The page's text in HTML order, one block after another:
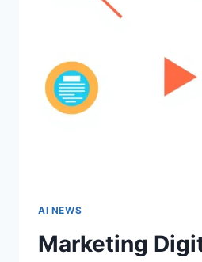
DE
AI NEWS
Marketing